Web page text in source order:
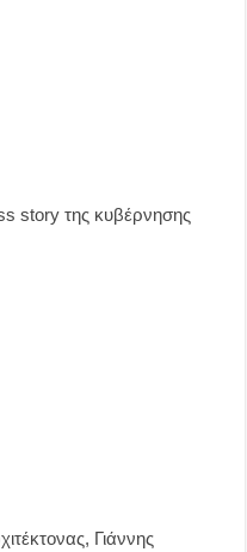
story της κυβέρνησης
Γιάννης